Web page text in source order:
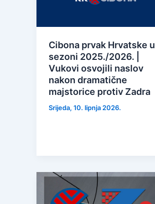
Cibona prvak Hrvatske u
sezoni 2025./2026. |
Vukovi osvojili naslov
nakon dramatične
majstorice protiv Zadra
Srijeda, 10. lipnja 2026.